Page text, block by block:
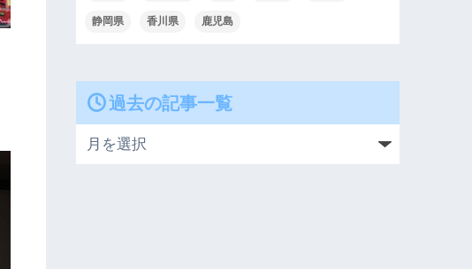
静岡県 香川県 鹿児島
過去の記事一覧